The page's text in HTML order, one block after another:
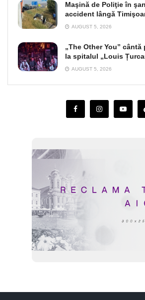
Maşină de Poliţie în
accident lângă
AUGUST 5, 2026
„The Other You”
la spitalul „Louis
AUGUST 5, 2026